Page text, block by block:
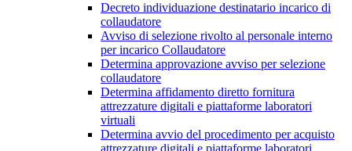
Decreto individuazione destinatario incarico di
collaudatore
Avviso di selezione rivolto al personale interno
per incarico Collaudatore
Determina approvazione avviso per selezione
collaudatore
Determina affidamento diretto fornitura
attrezzature digitali e piattaforme laboratori
virtuali
Determina avvio del procedimento per acquisto